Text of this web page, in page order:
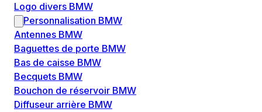
Logo divers BMW
Personnalisation BMW
Antennes BMW
Baguettes de porte BMW
Bas de caisse BMW
Becquets BMW
Bouchon de réservoir BMW
Diffuseur arrière BMW